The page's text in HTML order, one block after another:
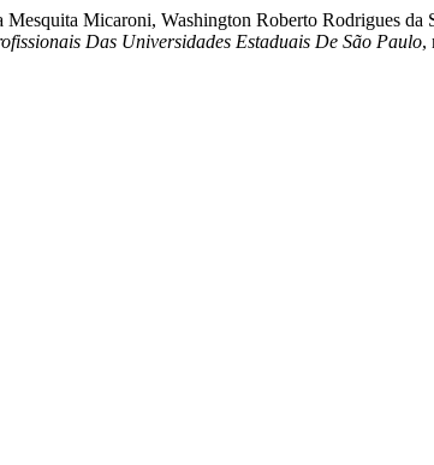
Micaroni, Washington Roberto Rodrigues
Das Universidades Estaduais De São Paulo,